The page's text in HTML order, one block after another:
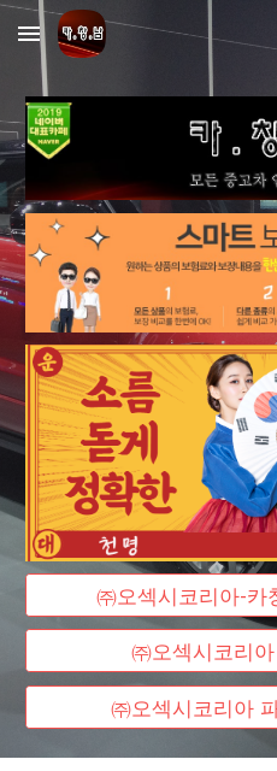
Skip to main content
㈜오섹시코리아-카
㈜오섹시코리
㈜오섹시코리아